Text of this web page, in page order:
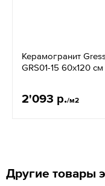
Керамогранит
GRS01-15 60х120 см
2'093 р./м2
Другие товары